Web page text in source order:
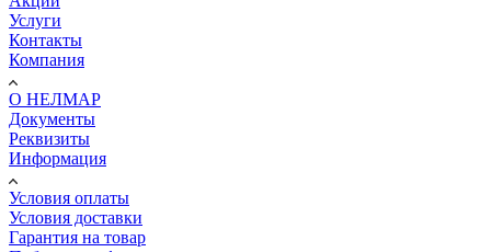
Услуги
Контакты
Компания
О НЕЛМАР
Документы
Реквизиты
Информация
Условия оплаты
Условия доставки
Гарантия на товар